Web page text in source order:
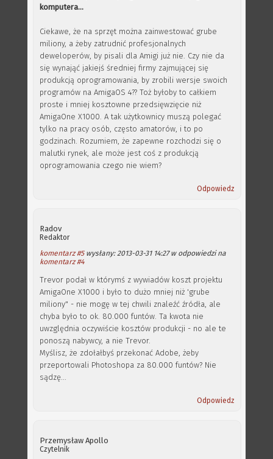
komputera...
Ciekawe, że na sprzęt można zainwestować grube
miliony, a żeby zatrudnić profesjonalnych
deweloperów, by pisali dla Amigi już nie. Czy nie da
się wynająć jakiejś średniej firmy zajmującej się
produkcją oprogramowania, by zrobili wersje swoich
programów na AmigaOS 4?? Toż byłoby to całkiem
proste i mniej kosztowne przedsięwzięcie niż
AmigaOne X1000. A tak użytkownicy muszą polegać
tylko na pracy osób, często amatorów, i to po
godzinach. Rozumiem, że zapewne rozchodzi się o
malutki rynek, ale może jest coś z produkcją
oprogramowania czego nie wiem?
Odpowiedz
Radov
Redaktor
komentarz #5wysłany: 2013-03-31 14:27 w odpowiedzi na
komentarz #4
Trevor podał w którymś z wywiadów koszt projektu
AmigaOne X1000 i było to dużo mniej niż 'grube
miliony" - nie mogę w tej chwili znaleźć źródła, ale
chyba było to ok. 80.000 funtów. Ta kwota nie
uwzględnia oczywiście kosztów produkcji - no ale te
ponoszą nabywcy, a nie Trevor.
Myślisz, że zdołałbyś przekonać Adobe, żeby
przeportowali Photoshopa za 80.000 funtów? Nie
sądzę...
Odpowiedz
Przemysław Apollo
Czytelnik